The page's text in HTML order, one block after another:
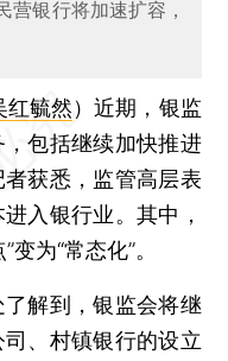
营银行将加速扩容，
红毓然）近期，银监
包括继续加快推进
获悉，监管高层表
入银行业。其中，
为“常态化”。
解到，银监会将继
、村镇银行的设立